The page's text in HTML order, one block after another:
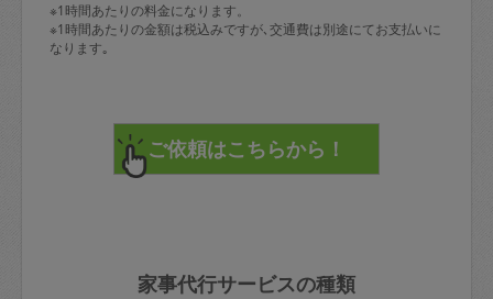
※1時間あたりの料金になります。
※1時間あたりの金額は税込みですが､交通費は別途にてお支払いに
なります｡
家事代行サービスの種類